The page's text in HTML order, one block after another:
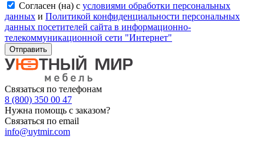
Согласен (на) с условиями обработки персональных
данных и Политикой конфиденциальности персональных
данных посетителей сайта в информационно-
телекоммуникационной сети "Интернет"
Отправить
Связаться по телефонам
8 (800) 350 00 47
Нужна помощь с заказом?
Связаться по email
info@uytmir.com